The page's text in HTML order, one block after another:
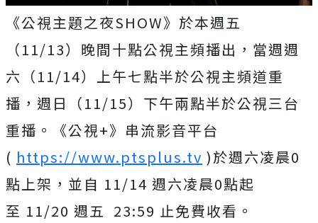
《公視主題之夜SHOW》於本週五
（11/13）晚間十點公視主頻播出，當週週
六（11/14）上午七點半於公視主頻道重
播，週日（11/15）下午兩點半於公視三台
重播。《公視+》串流影音平台
( https://www.ptsplus.tv )於週六凌晨0
點上架，並自 11/14 週六凌晨0點起
至 11/20 週五 23:59 止免費收看。